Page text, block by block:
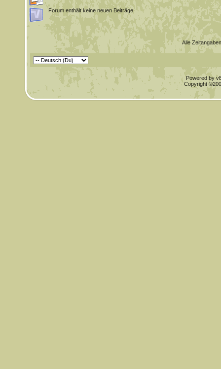
Forum enthält keine neuen Beiträge.
Alle
Powered by
Copyright